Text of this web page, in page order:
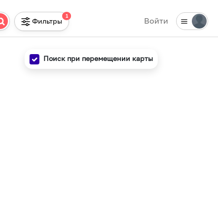
Войти
Фильтры
1
Поиск при перемещении карты